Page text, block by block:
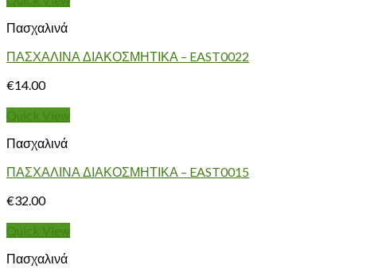
Πασχαλινά
ΠΑΣΧΑΛΙΝΑ ΔΙΑΚΟΣΜΗΤΙΚΑ – EAST0022
€14.00
Quick View
Πασχαλινά
ΠΑΣΧΑΛΙΝΑ ΔΙΑΚΟΣΜΗΤΙΚΑ – EAST0015
€32.00
Quick View
Πασχαλινά